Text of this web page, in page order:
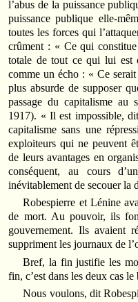
l’abus de la puissance
puissance publique elle-
toutes les forces qui
crûment : « Ce qui
totale de tout ce qui lui est
comme un écho : « Ce
plus absurde de supposer
passage du capitalisme au
1917). « Il est impossible,
capitalisme sans une
exploiteurs qui ne peuvent
de leurs avantages en
conséquent, au cours
inévitablement de secouer la
Robespierre et Lénine
de mort. Au pouvoir, ils
gouvernement. Ils avaient
suppriment les journaux de
Bref, la fin justifie les
fin, c’est dans les deux cas le
Nous voulons, dit